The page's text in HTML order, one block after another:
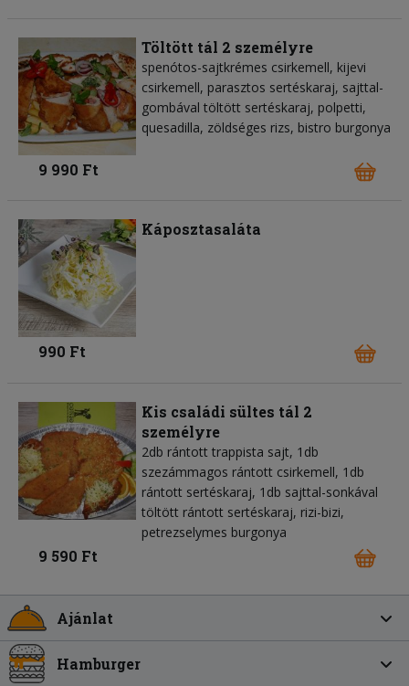
Töltött tál 2 személyre
spenótos-sajtkrémes csirkemell, kijevi
csirkemell, parasztos sertéskaraj, sajttal-
gombával töltött sertéskaraj, polpetti,
quesadilla, zöldséges rizs, bistro burgonya
9 990 Ft
Káposztasaláta
990 Ft
Kis családi sültes tál 2
személyre
2db rántott trappista sajt, 1db
szezámmagos rántott csirkemell, 1db
rántott sertéskaraj, 1db sajttal-sonkával
töltött rántott sertéskaraj, rizi-bizi,
petrezselymes burgonya
9 590 Ft
Ajánlat
Hamburger